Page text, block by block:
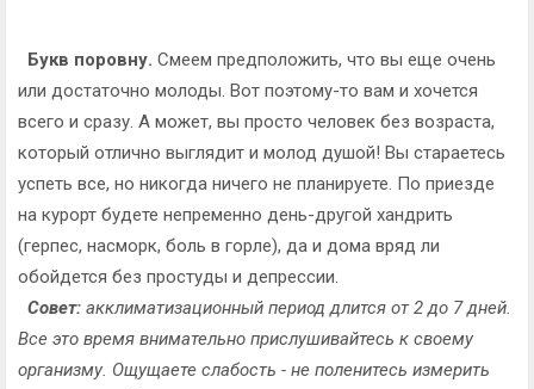
Букв поровну. Смеем предположить, что вы еще очень
или достаточно молоды. Вот поэтому-то вам и хочется
всего и сразу. А может, вы просто человек без возраста,
который отлично выглядит и молод душой! Вы стараетесь
успеть все, но никогда ничего не планируете. По приезде
на курорт будете непременно день-другой хандрить
(герпес, насморк, боль в горле), да и дома вряд ли
обойдется без простуды и депрессии.
Совет: акклиматизационный период длится от 2 до 7 дней.
Все это время внимательно прислушивайтесь к своему
организму. Ощущаете слабость - не поленитесь измерить